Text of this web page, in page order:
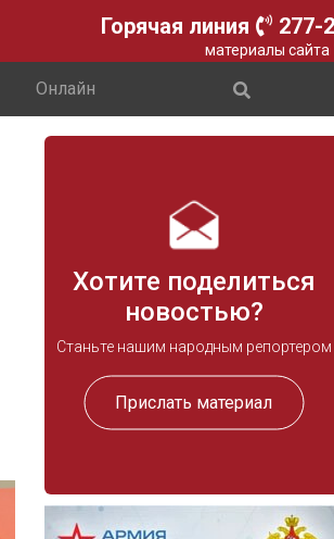
Горячая линия 277-
материалы сайта
Онлайн
Хотите поделиться
новостью?
Станьте нашим народным репортером
Прислать материал